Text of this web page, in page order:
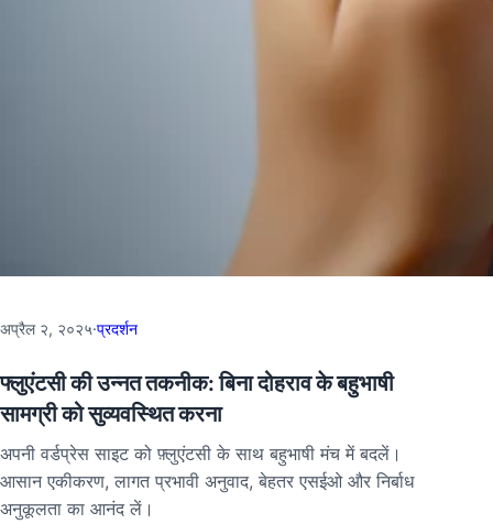
अप्रैल २, २०२५·प्रदर्शन
फ्लुएंटसी की उन्नत तकनीक: बिना दोहराव के बहुभाषी
सामग्री को सुव्यवस्थित करना
अपनी वर्डप्रेस साइट को फ़्लुएंटसी के साथ बहुभाषी मंच में बदलें।
आसान एकीकरण, लागत प्रभावी अनुवाद, बेहतर एसईओ और निर्बाध
अनुकूलता का आनंद लें।